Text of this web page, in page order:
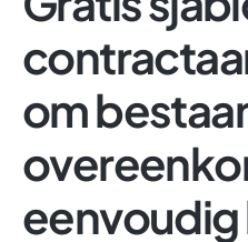
om
eenvoudig